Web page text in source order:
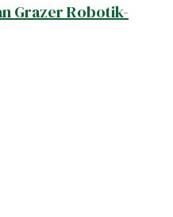
Grazer Robotik-